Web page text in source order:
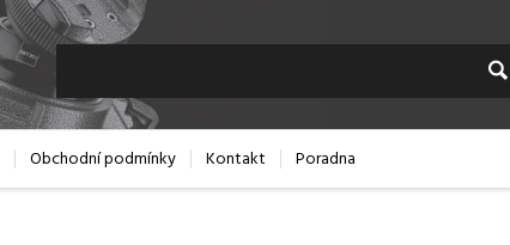
Obchodní podmínky Kontakt Poradna